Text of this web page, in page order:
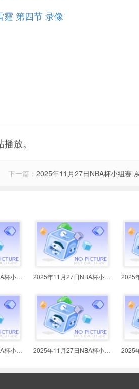
第四节 录像
放。
下一篇： 2025年11月27日NBA杯小组赛
2025年11月27日NBA杯小组赛 马刺vs 2025年11月27日NBA杯小组赛 灰熊vs
2025年11月27日NBA杯小组赛 活塞vs 2025年11月27日NBA杯小组赛 森林狼